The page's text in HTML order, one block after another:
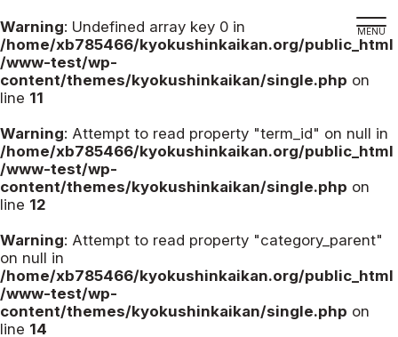
Warning: Undefined array key 0 in
/home/xb785466/kyokushinkaikan.org/public_html
/www-test/wp-
content/themes/kyokushinkaikan/single.php on
line 11
Warning: Attempt to read property "term_id" on null in
/home/xb785466/kyokushinkaikan.org/public_html
/www-test/wp-
content/themes/kyokushinkaikan/single.php on
line 12
Warning: Attempt to read property "category_parent"
on null in
/home/xb785466/kyokushinkaikan.org/public_html
/www-test/wp-
content/themes/kyokushinkaikan/single.php on
line 14
スケジュール
極真会館の世界
極真会館の理念
松井章奎館長 紹介
極真の歴史
極真会館のご案内